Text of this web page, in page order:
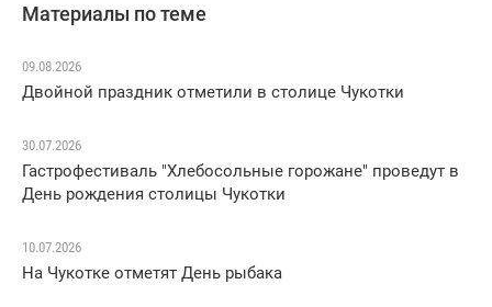
Материалы по теме
09.08.2026
Двойной праздник отметили в столице Чукотки
30.07.2026
Гастрофестиваль "Хлебосольные горожане" проведут в
День рождения столицы Чукотки
10.07.2026
На Чукотке отметят День рыбака